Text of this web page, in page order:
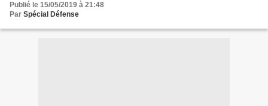
Publié le 15/05/2019 à 21:48
Par Spécial Défense